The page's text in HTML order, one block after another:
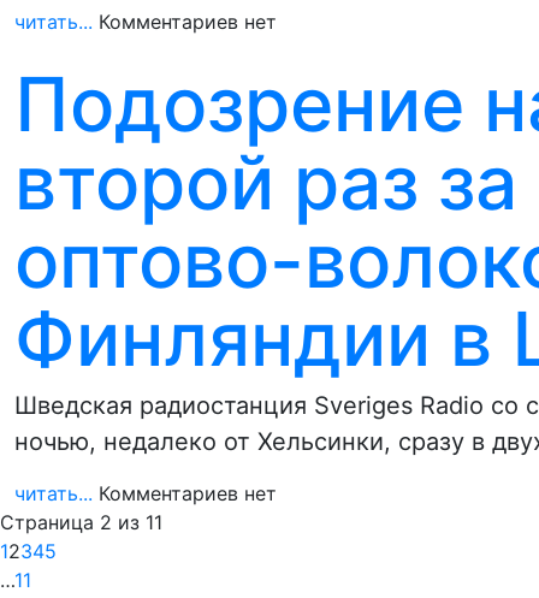
читать... Комментариев нет
Подозрение
второй раз
оптово-
Финляндии
Шведская радиостанция Sveriges Radio
ночью, недалеко от Хельсинки, сразу в
читать... Комментариев нет
Страница 2 из 11
12345
…11